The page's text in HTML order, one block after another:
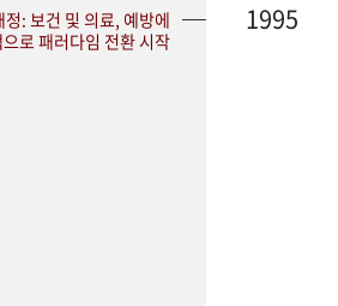
: 보건 및 의료, 예방에
로 패러다임 전환 시작
1995